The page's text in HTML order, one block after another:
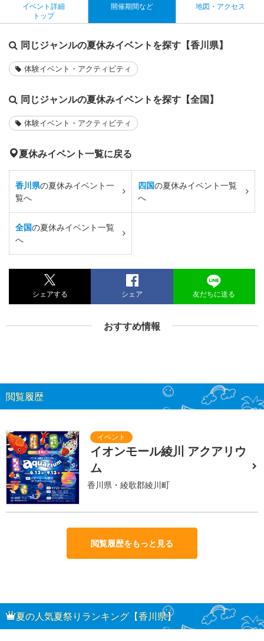
イベント詳細
トップ
開催期間など 地図・アクセス
同じジャンルの夏休みイベントを探す【香川県】
体験イベント・アクティビティ
同じジャンルの夏休みイベントを探す【全国】
体験イベント・アクティビティ
夏休みイベント一覧に戻る
香川県の夏休みイベント一
覧へ
四国の夏休みイベント一覧
へ
全国の夏休みイベント一覧
へ
シェアする シェア 友だちに送る
おすすめ情報
閲覧履歴
イオンモール綾川 アクアリウ
ム
香川県・綾歌郡綾川町
閲覧履歴をもっと見る
夏の人気夏祭りランキング【香川県】